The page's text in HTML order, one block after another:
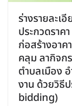
ร่างรายละเ
ประกวดราค
ก่อสร้างอา
คลุม ลากิจก
ตำบลเมือง
งาน ด้วยวิธี
bidding)